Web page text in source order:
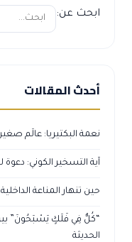
ابحث عن:
أحدث المقالات
نعمة البكتيريا: عالَم
آية التسخير الكوني: دعوة
حين تنهار المناعة
“كُلٌّ فِي فَلَكٍ يَسْبَحُونَ” بين
الحديثة